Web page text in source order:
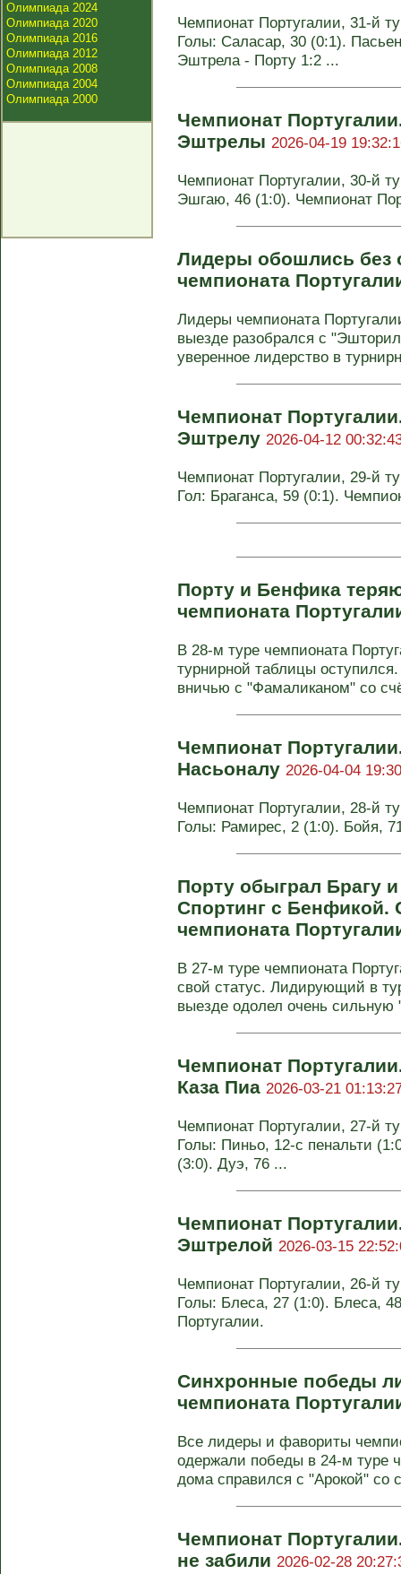
Олимпиада 2024
Олимпиада 2020
Олимпиада 2016
Олимпиада 2012
Олимпиада 2008
Олимпиада 2004
Олимпиада 2000
Чемпионат Португалии, 31-й
Голы: Саласар, 30 (0:1).
Эштрела - Порту 1:2 ...
Чемпионат
Эштрелы 2026-04-19
Чемпионат Португалии, 30-й
Эшгаю, 46 (1:0). Чемпионат
Лидеры обошлись без
чемпионата
Лидеры чемпионата
выезде разобрался с
уверенное лидерство в
Чемпионат
Эштрелу 2026-04-12
Чемпионат Португалии, 29-й
Гол: Браганса, 59 (0:1).
Порту и Бенфика
чемпионата
В 28-м туре чемпионата
турнирной таблицы
вничью с "Фамаликаном" со
Чемпионат
Насьоналу 2026-04-04
Чемпионат Португалии, 28-й
Голы: Рамирес, 2 (1:0). Бойя,
Порту обыграл Брагу
Спортинг с Бенфикой.
чемпионата
В 27-м туре чемпионата
свой статус. Лидирующий в
выезде одолел очень сильную
Чемпионат
Каза Пиа 2026-03-21
Чемпионат Португалии, 27-й
Голы: Пиньо, 12-с пенальти
(3:0). Дуэ, 76 ...
Чемпионат
Эштрелой 2026-03-15
Чемпионат Португалии, 26-й
Голы: Блеса, 27 (1:0). Блеса,
Португалии.
Синхронные победы
чемпионата
Все лидеры и фавориты
одержали победы в 24-м туре
дома справился с "Арокой" со
Чемпионат
не забили 2026-02-28